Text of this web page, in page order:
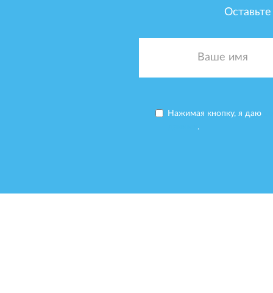
Нажимая кнопку, я даю
.